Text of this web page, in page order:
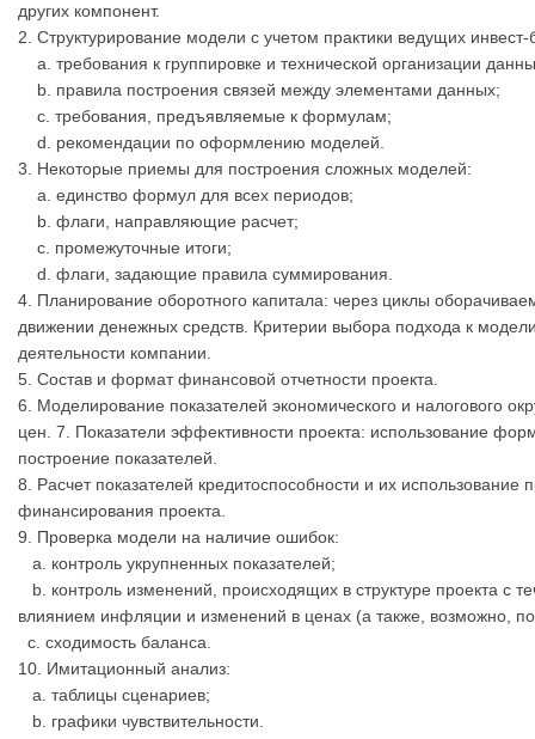
других компонент.
2. Структурирование модели с учетом практики ведущих инвест-
a. требования к группировке и технической организации
b. правила построения связей между элементами данных;
c. требования, предъявляемые к формулам;
d. рекомендации по оформлению моделей.
3. Некоторые приемы для построения сложных моделей:
a. единство формул для всех периодов;
b. флаги, направляющие расчет;
c. промежуточные итоги;
d. флаги, задающие правила суммирования.
4. Планирование оборотного капитала: через циклы
движении денежных средств. Критерии выбора подхода к
деятельности компании.
5. Состав и формат финансовой отчетности проекта.
6. Моделирование показателей экономического и налогового
цен. 7. Показатели эффективности проекта: использование
построение показателей.
8. Расчет показателей кредитоспособности и их использование
финансирования проекта.
9. Проверка модели на наличие ошибок:
a. контроль укрупненных показателей;
b. контроль изменений, происходящих в структуре проекта с
влиянием инфляции и изменений в ценах (а также, возможно,
c. сходимость баланса.
10. Имитационный анализ:
a. таблицы сценариев;
b. графики чувствительности.